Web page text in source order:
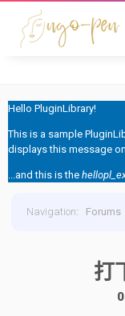
Hello PluginLibrary!
This is a sample
displays this message
...and this is the
Navigation: Forums
打